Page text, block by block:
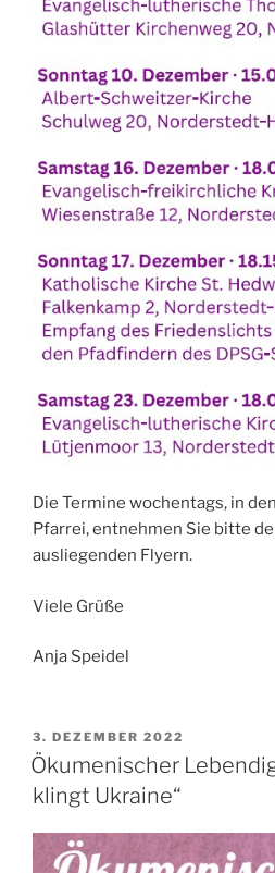
Die Termine wochentags, in
Pfarrei, entnehmen Sie bitte
ausliegenden Flyern.
Viele Grüße
Anja Speidel
VERÖFFENTLICHT
AM
3. DEZEMBER 2022
Ökumenischer
klingt Ukraine“